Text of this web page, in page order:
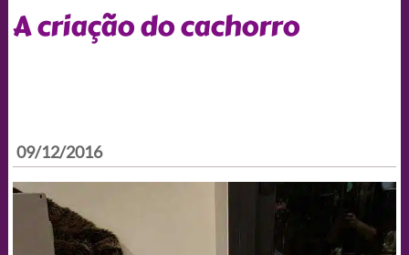
A criação do cachorro
09/12/2016